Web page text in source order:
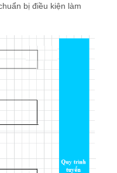
bị điều kiện làm